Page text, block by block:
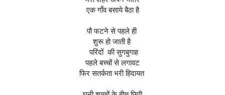
एक गाँव बसाये बैठा है
पौ फटने से पहले ही
शुरू हो जाती है
परिंदों  की सुगबुगाह
पहले बच्चों से लगावट
फिर सतर्कता भरी हिदायत